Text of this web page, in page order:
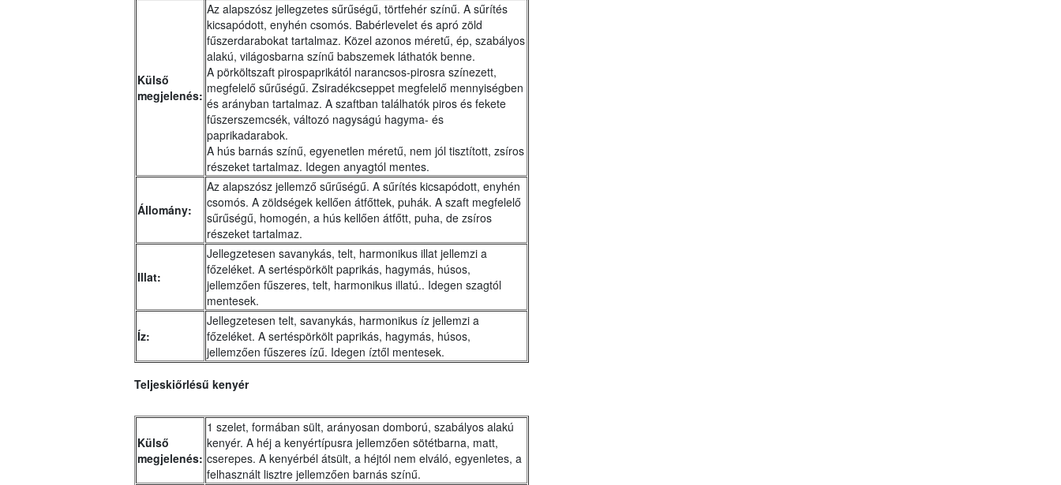
Külső
megjelenés:
Az alapszósz jellegzetes sűrűségű, törtfehér színű. A sűrítés
kicsapódott, enyhén csomós. Babérlevelet és apró zöld
fűszerdarabokat tartalmaz. Közel azonos méretű, ép, szabályos
alakú, világosbarna színű babszemek láthatók benne.
A pörköltszaft pirospaprikától narancsos-pirosra színezett,
megfelelő sűrűségű. Zsiradékcseppet megfelelő mennyiségben
és arányban tartalmaz. A szaftban találhatók piros és fekete
fűszerszemcsék, változó nagyságú hagyma- és
paprikadarabok.
A hús barnás színű, egyenetlen méretű, nem jól tisztított, zsíros
részeket tartalmaz. Idegen anyagtól mentes.
Állomány:
Az alapszósz jellemző sűrűségű. A sűrítés kicsapódott, enyhén
csomós. A zöldségek kellően átfőttek, puhák. A szaft megfelelő
sűrűségű, homogén, a hús kellően átfőtt, puha, de zsíros
részeket tartalmaz.
Illat:
Jellegzetesen savanykás, telt, harmonikus illat jellemzi a
főzeléket. A sertéspörkölt paprikás, hagymás, húsos,
jellemzően fűszeres, telt, harmonikus illatú.. Idegen szagtól
mentesek.
Íz:
Jellegzetesen telt, savanykás, harmonikus íz jellemzi a
főzeléket. A sertéspörkölt paprikás, hagymás, húsos,
jellemzően fűszeres ízű. Idegen íztől mentesek.
Teljeskiőrlésű kenyér
Külső
megjelenés:
1 szelet, formában sült, arányosan domború, szabályos alakú
kenyér. A héj a kenyértípusra jellemzően sötétbarna, matt,
cserepes. A kenyérbél átsült, a héjtól nem elváló, egyenletes, a
felhasznált lisztre jellemzően barnás színű.